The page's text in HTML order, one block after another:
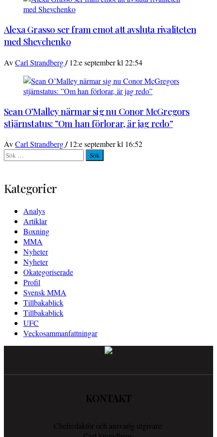
Alexa Grasso ser fram emot att avsluta rivaliteten
med Shevchenko
AvCarl Strandberg/ 12:e september kl 22:54
Sean O’Malley närmar sig nu Conor McGregors
stjärnstatus: ”Om han förlorar, är jag redo”
AvCarl Strandberg/ 12:e september kl 16:52
Sök
efter:
Kategorier
Analys
Artiklar
Boxning
MMA
Nyheter
Nyheter
Okategoriserade
Profil
Svensk MMA
Tillbakablick
Tillbakablick
UFC
Veckosammanfattningar
KONTAKT
Chefredaktör och ansvarig utgivare: